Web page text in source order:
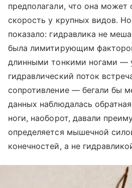
предполагали, что она может
скорость у крупных видов.
показало: гидравлика не
была лимитирующим
длинными тонкими ногами —
гидравлический поток
сопротивление — бегали бы
данных наблюдалась
ноги, наоборот, давали
определяется мышечной
конечностей, а не